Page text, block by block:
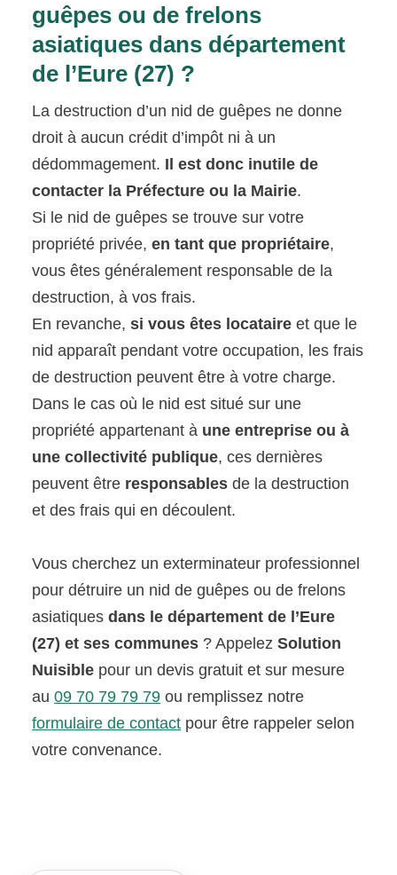
guêpes ou de frelons
asiatiques dans département
de l’Eure (27) ?
La destruction d’un nid de guêpes ne donne
droit à aucun crédit d’impôt ni à un
dédommagement. Il est donc inutile de
contacter la Préfecture ou la Mairie.
Si le nid de guêpes se trouve sur votre
propriété privée,en tant que propriétaire,
vous êtes généralement responsable de la
destruction, à vos frais.
En revanche,si vous êtes locataire et que le
nid apparaît pendant votre occupation, les frais
de destruction peuvent être à votre charge.
Dans le cas où le nid est situé sur une
propriété appartenant à une entreprise ou à
une collectivité publique, ces dernières
peuvent être responsables de la destruction
et des frais qui en découlent.
Vous cherchez un exterminateur professionnel
pour détruire un nid de guêpes ou de frelons
asiatiquesdans le département de l’Eure
(27) et ses communes ? AppelezSolution
Nuisible pour un devis gratuit et sur mesure
au09 70 79 79 79 ou remplissez notre
formulaire de contact pour être rappeler selon
votre convenance.